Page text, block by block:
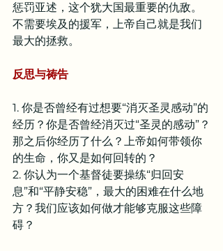
惩罚亚述，这个犹大国最重要的仇敌。
不需要埃及的援军，上帝自己就是我们
最大的拯救。
反思与祷告
1. 你是否曾经有过想要“消灭圣灵感动”的
经历？你是否曾经消灭过“圣灵的感动”？
那之后你经历了什么？上帝如何带领你
的生命，你又是如何回转的？
2. 你认为一个基督徒要操练“归回安
息”和“平静安稳”，最大的困难在什么地
方？我们应该如何做才能够克服这些障
碍？